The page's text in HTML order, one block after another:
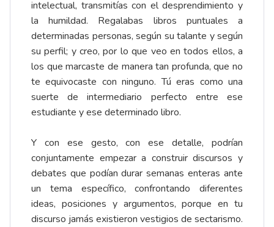
intelectual, transmitías con el desprendimiento y
la humildad. Regalabas libros puntuales a
determinadas personas, según su talante y según
su perfil; y creo, por lo que veo en todos ellos, a
los que marcaste de manera tan profunda, que no
te equivocaste con ninguno. Tú eras como una
suerte de intermediario perfecto entre ese
estudiante y ese determinado libro.
Y con ese gesto, con ese detalle, podrían
conjuntamente empezar a construir discursos y
debates que podían durar semanas enteras ante
un tema específico, confrontando diferentes
ideas, posiciones y argumentos, porque en tu
discurso jamás existieron vestigios de sectarismo.